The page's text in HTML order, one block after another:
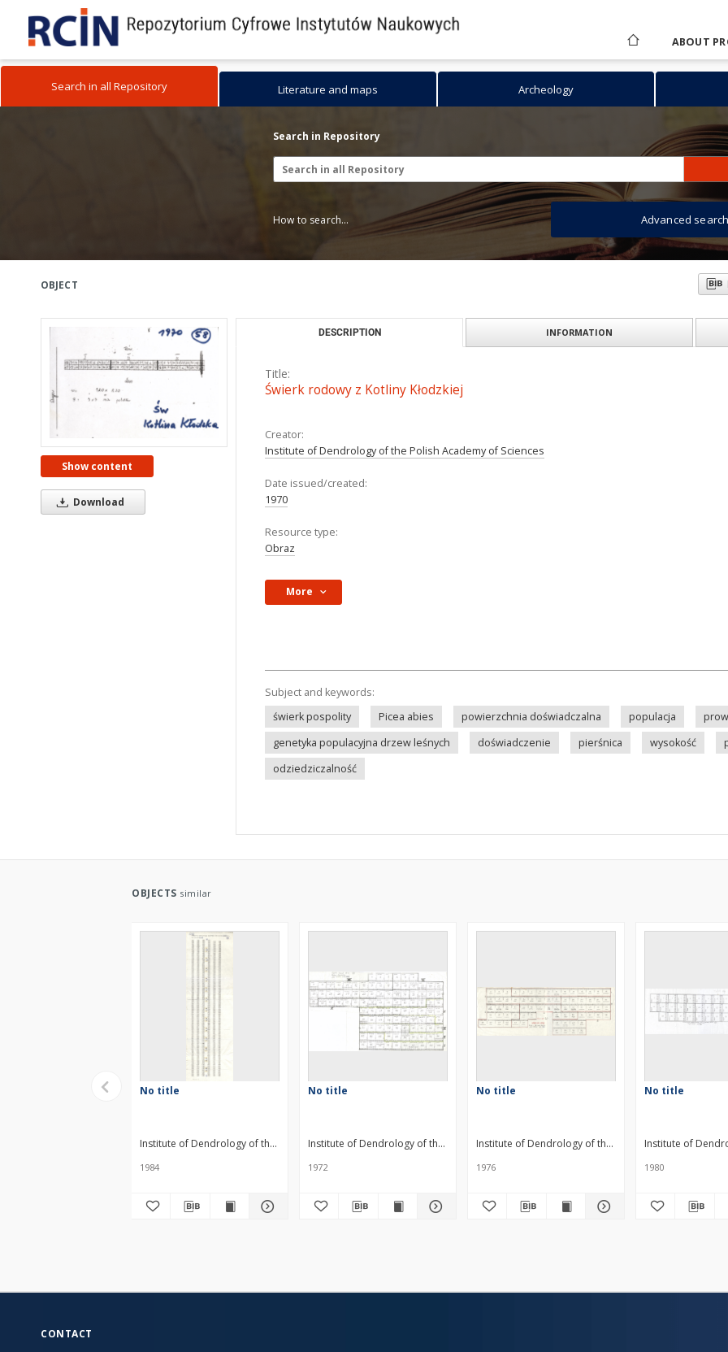
ABOUT
Search in all Repository Literature and maps Archeology
Search in Repository
How to search... Advanced search
OBJECT
Show content
Download
DESCRIPTION INFORMATION
Title:
Świerk rodowy z Kotliny Kłodzkiej
Creator:
Institute of Dendrology of the Polish Academy of Sciences
Date issued/created:
1970
Resource type:
Obraz
More
Subject and keywords:
świerk pospolity
Picea abies powierzchnia doświadczalna populacja
genetyka populacyjna drzew leśnych
doświadczenie pierśnica wysokość
odziedziczalność
OBJECTS similar
No title
Institute of Dendrology of the Polish Academy of Sciences
1984
No title
Institute of Dendrology of the Polish Academy of Sciences
1972
No title
Institute of Dendrology of the Polish Academy of
1976
No title
Institute of
1980
CONTACT